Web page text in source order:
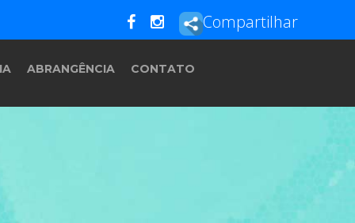
Compartilhar
ABRANGÊNCIA CONTATO